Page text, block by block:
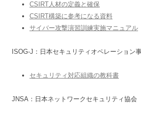
CSIRT人材の定義と確保
CSIRT構築に参考になる資料
サイバー攻撃演習訓練実施マニュアル
ISOG-J：日本セキュリティオペレーション
セキュリティ対応組織の教科書
JNSA：日本ネットワークセキュリティ協会